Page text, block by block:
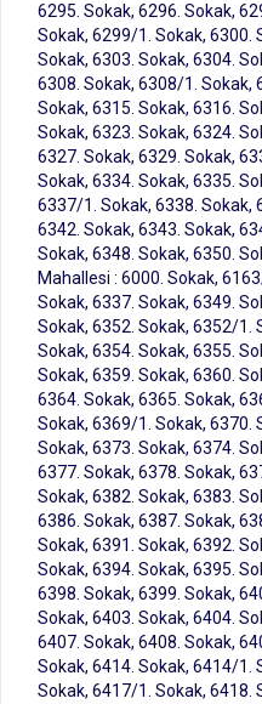
6295. Sokak, 6296. Sokak,
Sokak, 6299/1. Sokak, 6300.
Sokak, 6303. Sokak, 6304.
6308. Sokak, 6308/1. Sokak,
Sokak, 6315. Sokak, 6316.
Sokak, 6323. Sokak, 6324.
6327. Sokak, 6329. Sokak,
Sokak, 6334. Sokak, 6335.
6337/1. Sokak, 6338. Sokak,
6342. Sokak, 6343. Sokak,
Sokak, 6348. Sokak, 6350.
Mahallesi : 6000. Sokak,
Sokak, 6337. Sokak, 6349.
Sokak, 6352. Sokak, 6352/1.
Sokak, 6354. Sokak, 6355.
Sokak, 6359. Sokak, 6360.
6364. Sokak, 6365. Sokak,
Sokak, 6369/1. Sokak, 6370.
Sokak, 6373. Sokak, 6374.
6377. Sokak, 6378. Sokak,
Sokak, 6382. Sokak, 6383.
6386. Sokak, 6387. Sokak,
Sokak, 6391. Sokak, 6392.
Sokak, 6394. Sokak, 6395.
6398. Sokak, 6399. Sokak,
Sokak, 6403. Sokak, 6404.
6407. Sokak, 6408. Sokak,
Sokak, 6414. Sokak, 6414/1.
Sokak, 6417/1. Sokak, 6418.